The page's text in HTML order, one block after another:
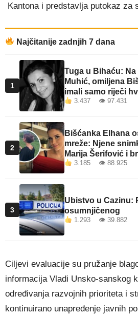
Kantona i predstavlja putokaz za
Najčitanije zadnjih 7 dana
1
Tuga u Bihaću:
Muhić, omiljena
imali samo riječi
3.437 👁 97.431
2
Bišćanka Elhana
mreže: Njene
Marija Šerifović i
3.185 👁 88.925
3
Ubistvo u Cazinu:
osumnjičenog
1.293 👁 39.882
Ciljevi evaluacije su pružanje
informacija Vladi Unsko-sanskog
određivanja razvojnih prioriteta i
kontinuirano unapređenje javnih